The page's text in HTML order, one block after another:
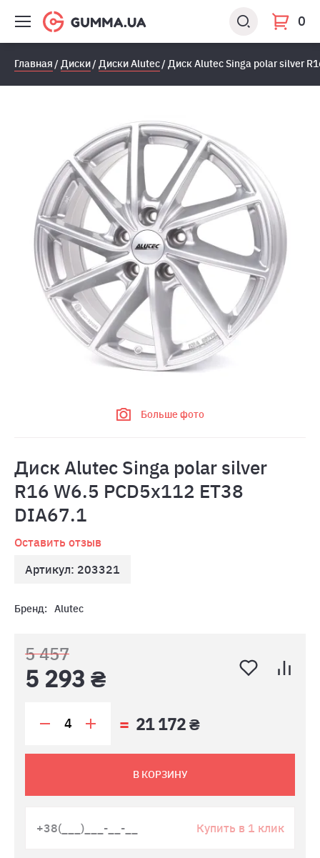
0
Главная Диски Диски Alutec Диск Alutec Singa polar silver
Больше фото
Диск Alutec Singa polar silver
R16 W6.5 PCD5x112 ET38
DIA67.1
Оставить отзыв
Артикул: 203321
Бренд: Alutec
5 457
5 293 ₴
21 172 ₴
В КОРЗИНУ
Купить в 1 клик